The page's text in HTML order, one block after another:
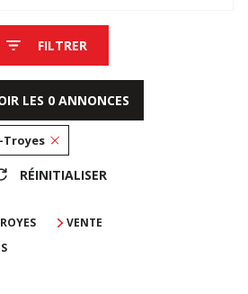
FILTRER
LES 0ANNONCES
Troyes
RÉINITIALISER
VENTE